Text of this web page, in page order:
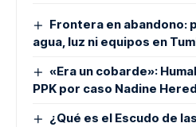
Frontera en abandono:
agua, luz ni equipos en
«Era un cobarde»:
PPK por caso Nadine
¿Qué es el Escudo de